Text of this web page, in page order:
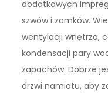
dodatkowych
szwów i zamków.
wentylacji wnętrza,
kondensacji pary
zapachów. Dobrze
drzwi namiotu, aby